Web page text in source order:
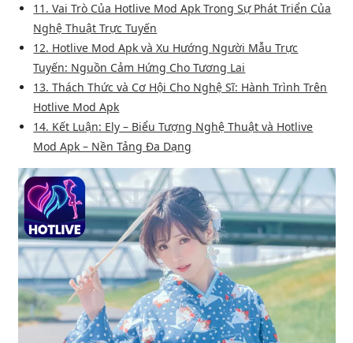
11. Vai Trò Của Hotlive Mod Apk Trong Sự Phát Triển Của
Nghệ Thuật Trực Tuyến
12. Hotlive Mod Apk và Xu Hướng Người Mẫu Trực
Tuyến: Nguồn Cảm Hứng Cho Tương Lai
13. Thách Thức và Cơ Hội Cho Nghệ Sĩ: Hành Trình Trên
Hotlive Mod Apk
14. Kết Luận: Ely – Biểu Tượng Nghệ Thuật và Hotlive
Mod Apk – Nền Tảng Đa Dạng